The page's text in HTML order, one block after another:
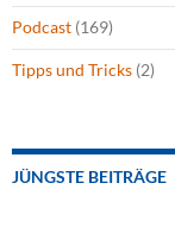
Podcast (169)
Tipps und Tricks (2)
JÜNGSTE BEITRÄGE